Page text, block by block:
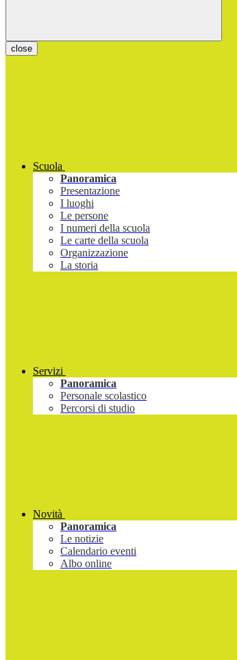
close
Scuola
Panoramica
Presentazione
I luoghi
Le persone
I numeri della scuola
Le carte della scuola
Organizzazione
La storia
Servizi
Panoramica
Personale scolastico
Percorsi di studio
Novità
Panoramica
Le notizie
Calendario eventi
Albo online